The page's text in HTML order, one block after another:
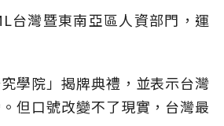
台灣暨東南亞區人資部門，運
學院」揭牌典禮，並表示台灣
但口號改變不了現實，台灣最